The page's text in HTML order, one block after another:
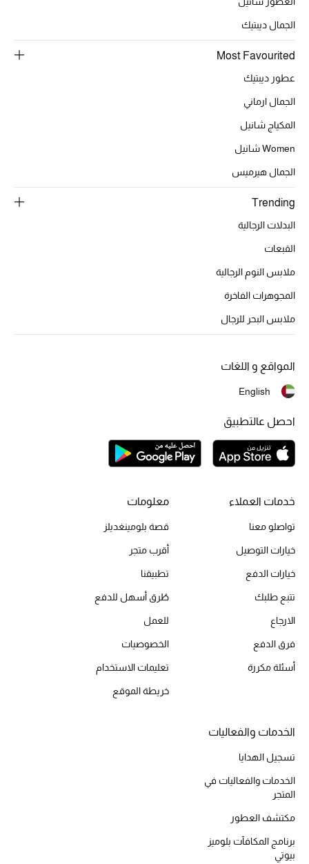
الحقائب النسائية
دليل ملتزمات الحقائب
حقائب الأطفال
أبرز المصممين
تسوقوا الحقائب
أحذية النسائية
أحذية للأطفال
أبرز المصممين
تسوقوا الأحذية
الأكثر مبيعاً
الجمال ديبتيك
Most Favourited
عطور ديبتيك
الجمال ارماني
المكياج شانيل
Women شانيل
الجمال هيرميس
Trending
البدلات الرجالية
القبعات
ملابس النوم الرجالية
المجوهرات الفاخرة
ملابس البحر للرجال
خدمات العملاء
تواصلو معنا
خيارات التوصيل
خيارات الدفع
تتبع طلبك
الارجاع
فرق الدفع
أسئلة مكررة
معلومات
قصة بلومينغديلز
أقرب متجر
تطبيقنا
طُرق أسهل للدفع
للعمل
الخصوصيات
تعليمات الاستخدام
خريطة الموقع
الخدمات والفعاليات
تسجيل الهدايا
الخدمات والفعاليات في
المتجر
مكتشف العطور
برنامج المكافآت بلوميز
بيوتي
المواقع و اللغات
English
احصل عالتطبيق